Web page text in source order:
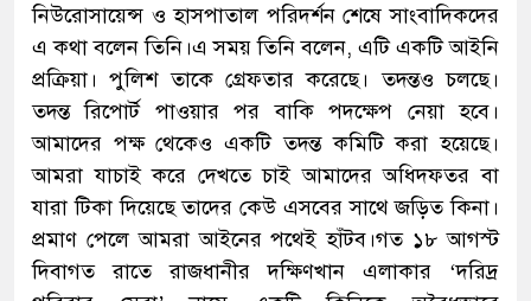
নিউরোসায়েন্স ও হাসপাতাল পরিদর্শন শেষে সাংবাদিকদের
এ কথা বলেন তিনি।এ সময় তিনি বলেন, এটি একটি আইনি
প্রক্রিয়া। পুলিশ তাকে গ্রেফতার করেছে। তদন্তও চলছে।
তদন্ত রিপোর্ট পাওয়ার পর বাকি পদক্ষেপ নেয়া হবে।
আমাদের পক্ষ থেকেও একটি তদন্ত কমিটি করা হয়েছে।
আমরা যাচাই করে দেখতে চাই আমাদের অধিদফতর বা
যারা টিকা দিয়েছে তাদের কেউ এসবের সাথে জড়িত কিনা।
প্রমাণ পেলে আমরা আইনের পথেই হাঁটব।গত ১৮ আগস্ট
দিবাগত রাতে রাজধানীর দক্ষিণখান এলাকার ‘দরিদ্র